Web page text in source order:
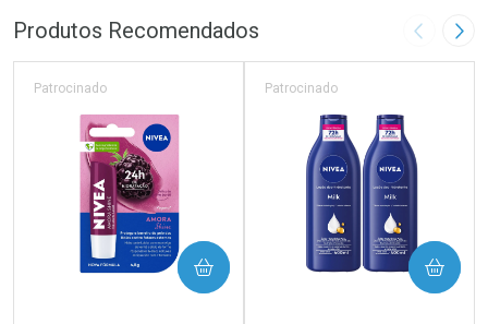
FECHAR
Laboratório
FECHAR
Por Menos Laboratório
Por Menos
Produtos Recomendados Imagem
Patrocinado
COMPRAR
Patrocinado
COMPRAR